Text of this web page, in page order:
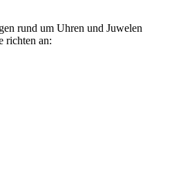
rund um Uhren und Juwelen
richten an: